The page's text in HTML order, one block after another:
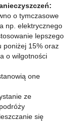
o tymczasowe
np. elektrycznego
lepszego
poniżej 15% oraz
o wilgotności
one
ze
się